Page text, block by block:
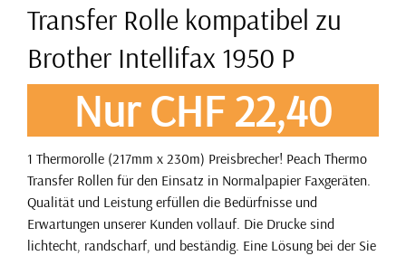
Transfer Rolle kompatibel zu
Brother Intellifax 1950 P
Nur CHF 22,40
1 Thermorolle (217mm x 230m) Preisbrecher! Peach Thermo
Transfer Rollen für den Einsatz in Normalpapier Faxgeräten.
Qualität und Leistung erfüllen die Bedürfnisse und
Erwartungen unserer Kunden vollauf. Die Drucke sind
lichtecht, randscharf, und beständig. Eine Lösung bei der Sie